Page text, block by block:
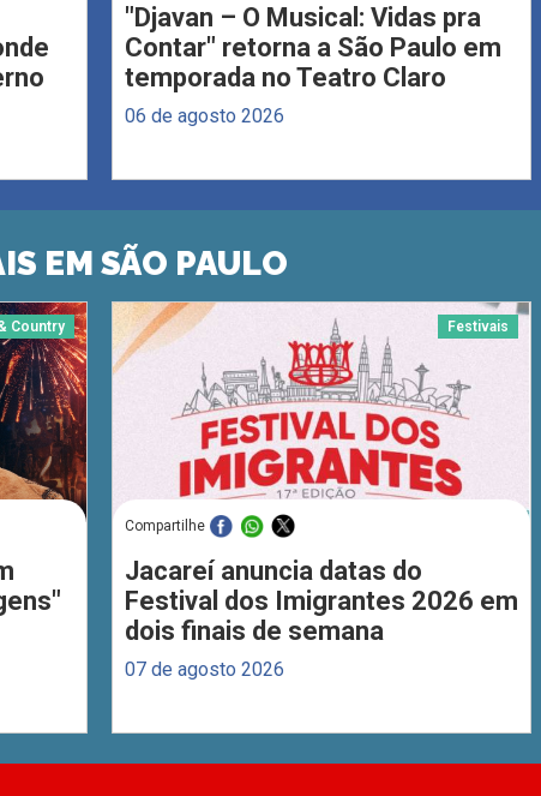
"Djavan – O Musical: Vidas pra
Contar" retorna a São Paulo em
temporada no Teatro Claro
06 de agosto 2026
EM SÃO PAULO
Country Festivais
Compartilhe
Jacareí anuncia datas do
Festival dos Imigrantes 2026 em
dois finais de semana
07 de agosto 2026